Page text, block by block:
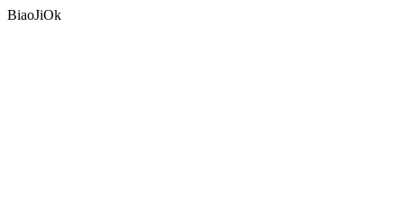
BiaoJiOk